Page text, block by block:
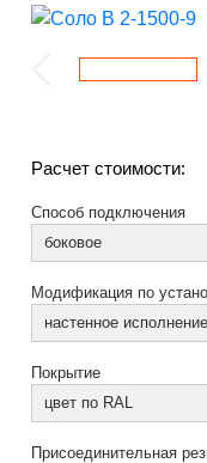
Расчет стоимости:
Способ подключения
боковое
Модификация по
настенное исполнение
Покрытие
цвет по RAL
Присоединительная